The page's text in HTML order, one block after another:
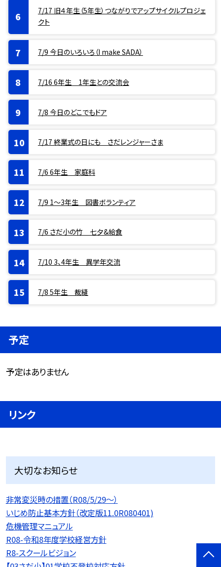
7/17 旧４年生（5年生）つながりでアップサイクルプロジェ
クト
7/9 今日のいろいろ（I make SADA）
7/16 6年生 1年生との交流会
7/8 今日のどこでもドア
7/17 終業式の日にも さだレンジャーさま
7/6 6年生 家庭科
7/9 1〜3年生 図書ボランティア
7/6 さだ小の竹 七夕&給食
7/10 3、4年生 異学年交流
7/8 5年生 裁縫
予定
予定はありません
リンク
大切なお知らせ
非常変災時の措置（R08/5/29〜）
いじめ防止基本方針（改定版11.0R080401)
危機管理マニュアル
R08-令和8年度学校経営方針
R8-スクールビジョン